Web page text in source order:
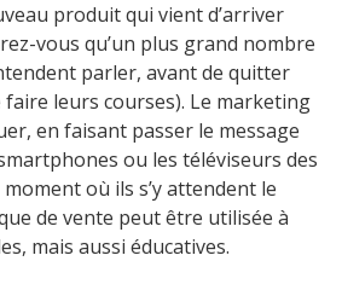
produit qui vient d’arriver
vous qu’un plus grand nombre
parler, avant de quitter
faire leurs courses). Le marketing
en faisant passer le message
ou les téléviseurs des
où ils s’y attendent le
de vente peut être utilisée à
mais aussi éducatives.